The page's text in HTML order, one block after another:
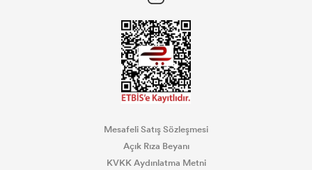
Mesafeli Satış Sözleşmesi
Açık Rıza Beyanı
KVKK Aydınlatma Metni